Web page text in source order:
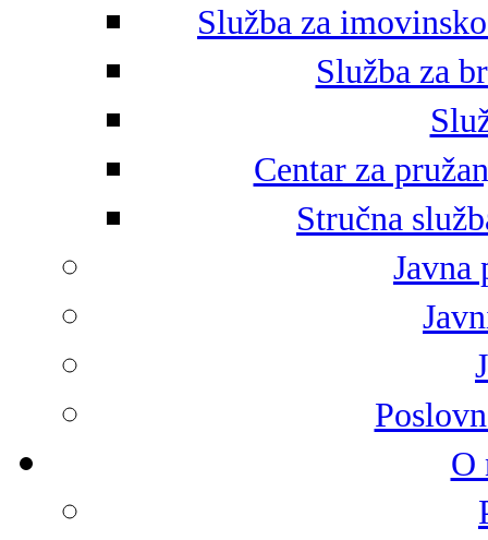
Služba za
Služba za
Centar za
Stručna
Javna
O